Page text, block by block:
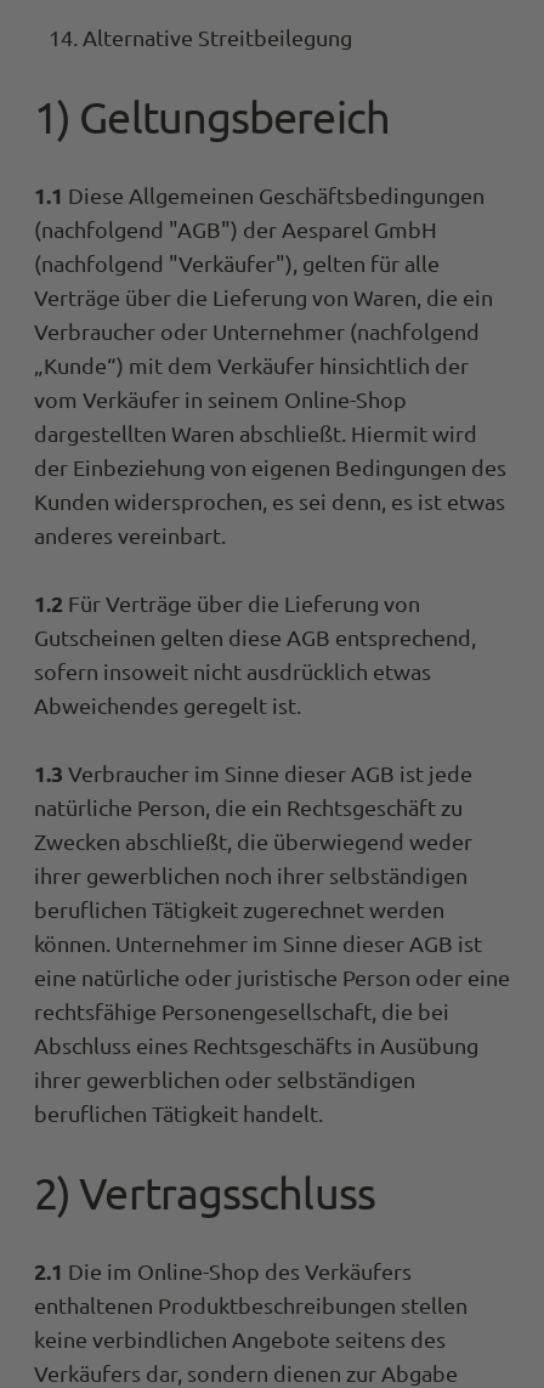
Alternative Streitbeilegung
1) Geltungsbereich
1.1 Diese Allgemeinen Geschäftsbedingungen
(nachfolgend "AGB") der Aesparel GmbH
(nachfolgend "Verkäufer"), gelten für alle
Verträge über die Lieferung von Waren, die ein
Verbraucher oder Unternehmer (nachfolgend
„Kunde“) mit dem Verkäufer hinsichtlich der
vom Verkäufer in seinem Online-Shop
dargestellten Waren abschließt. Hiermit wird
der Einbeziehung von eigenen Bedingungen des
Kunden widersprochen, es sei denn, es ist etwas
anderes vereinbart.
1.2 Für Verträge über die Lieferung von
Gutscheinen gelten diese AGB entsprechend,
sofern insoweit nicht ausdrücklich etwas
Abweichendes geregelt ist.
1.3 Verbraucher im Sinne dieser AGB ist jede
natürliche Person, die ein Rechtsgeschäft zu
Zwecken abschließt, die überwiegend weder
ihrer gewerblichen noch ihrer selbständigen
beruflichen Tätigkeit zugerechnet werden
können. Unternehmer im Sinne dieser AGB ist
eine natürliche oder juristische Person oder eine
rechtsfähige Personengesellschaft, die bei
Abschluss eines Rechtsgeschäfts in Ausübung
ihrer gewerblichen oder selbständigen
beruflichen Tätigkeit handelt.
2) Vertragsschluss
2.1 Die im Online-Shop des Verkäufers
enthaltenen Produktbeschreibungen stellen
keine verbindlichen Angebote seitens des
Verkäufers dar, sondern dienen zur Abgabe